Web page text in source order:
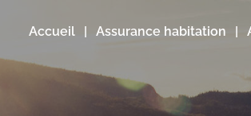
Accueil Assurance habitation